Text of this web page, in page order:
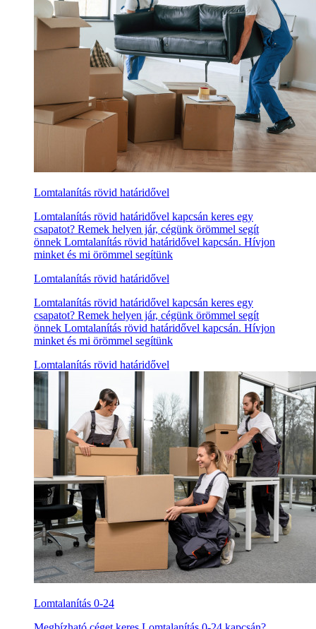
Lomtalanítás rövid határidővel
Lomtalanítás rövid határidővel kapcsán keres egy
csapatot? Remek helyen jár, cégünk örömmel segít
önnek Lomtalanítás rövid határidővel kapcsán. Hívjon
minket és mi örömmel segítünk
Lomtalanítás rövid határidővel
Lomtalanítás rövid határidővel kapcsán keres egy
csapatot? Remek helyen jár, cégünk örömmel segít
önnek Lomtalanítás rövid határidővel kapcsán. Hívjon
minket és mi örömmel segítünk
Lomtalanítás rövid határidővel
Lomtalanítás 0-24